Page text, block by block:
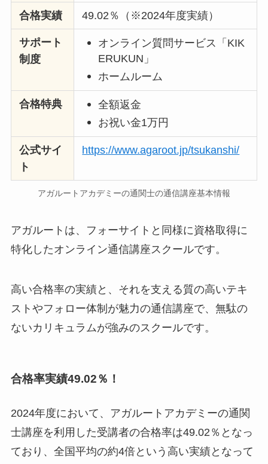
合格実績 49.02％（※2024年度実績）
サポート
制度
オンライン質問サービス「KIK
ERUKUN」
ホームルーム
合格特典
全額返金
お祝い金1万円
公式サイ
ト
https://www.agaroot.jp/tsukanshi/
アガルートアカデミーの通関士の通信講座基本情報
アガルートは、フォーサイトと同様に資格取得に
特化したオンライン通信講座スクールです。
高い合格率の実績と、それを支える質の高いテキ
ストやフォロー体制が魅力の通信講座で、無駄の
ないカリキュラムが強みのスクールです。
合格率実績49.02％！
2024年度において、アガルートアカデミーの通関
士講座を利用した受講者の合格率は49.02％となっ
ており、全国平均の約4倍という高い実績となって